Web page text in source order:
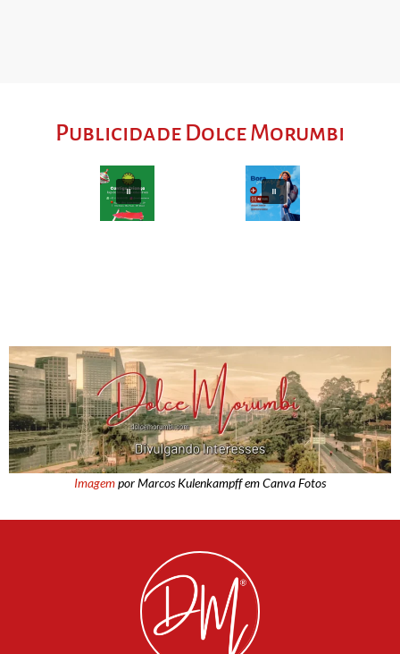
Publicidade Dolce Morumbi
Imagempor Marcos Kulenkampff em Canva Fotos